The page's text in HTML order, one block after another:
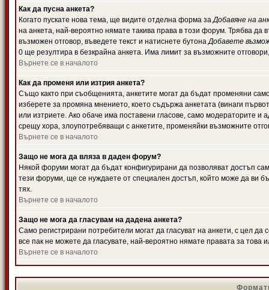
Как да пусна анкета?
Когато пускате нова тема, ще видите отделна форма заДобавяне на
на анкета, най-вероятно нямате такива права в този форум. Трябва да
възможен отговор, въведете текст и натиснете бутонаДобавете
0 ще резултира в безкрайна анкета. Има лимит за възможните
Върнете се в началото
Как да променя или изтрия анкета?
Също както при съобщенията, анкетите могат да бъдат променяни
изберете за промяна мнението, което съдържа анкетата (винаги
или изтриете. Ако обаче има поставени гласове, само модераторите и
срещу хора, злоупотребяващи с анкетите, променяйки възможните
Върнете се в началото
Защо не мога да вляза в даден форум?
Някой форуми могат да бъдат конфигурирани да позволяват достъп
тези форуми, ще се нуждаете от специален достъп, който може да ви
тях.
Върнете се в началото
Защо не мога да гласувам на дадена анкета?
Само регистрирани потребители могат да гласуват на анкети, с цел
все пак не можете да гласувате, най-вероятно нямате правата за това
Върнете се в началото